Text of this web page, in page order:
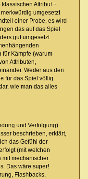
Attribut +
umgesetzt
einer Probe, es wird
das auf das Spiel
gut umgesetzt.
für Kämpfe (warum
Attributen,
Weder aus den
für das Spiel völlig
wie man das alles
und Verfolgung)
beschrieben, erklärt,
das Gefühl der
(mit welchen
mit mechanischer
Das wäre super!
Flashbacks,